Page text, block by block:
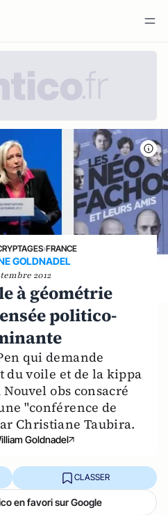
›FRANCE
GOLDNADEL
2012
à géométrie
politico-
qui demande
voile et de la kippa
obs consacré
"conférence de
Christiane Taubira.
Goldnadel
CLASSER
en favori sur Google